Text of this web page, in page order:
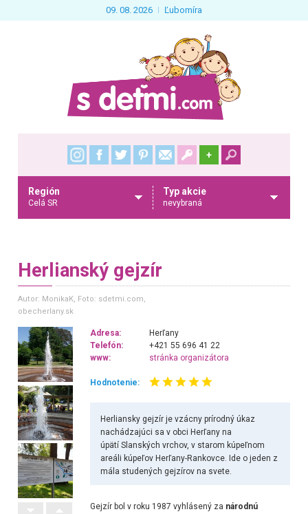
09. 08. 2026 Ľubomíra
+
Región
Celá SR
Typ akcie
nevybraná
Herlianský gejzír
Autor: MonikaK, Foto: sdetmi.com,
obecherlany.sk
Adresa:
Herľany
Telefón:
+421 55 696 41 22
www:
stránka organizátora
Hodnotenie:
Herliansky gejzír je vzácny prírodný úkaz
nachádzajúci sa v obci Herľany na
úpätí Slanských vrchov, v starom kúpeľnom
areáli kúpeľov Herľany-Rankovce. Ide o jeden z
mála studených gejzírov na svete.
Gejzír bol v roku 1987 vyhlásený za národnú